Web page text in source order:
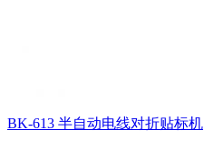
BK-613 半自动电线对折贴标机